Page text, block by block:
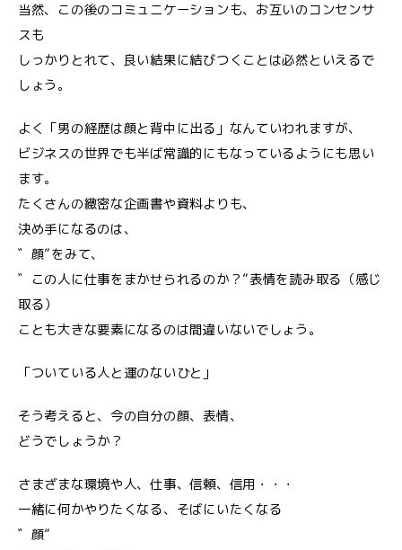
当然、この後のコミュニケーションも、お互いのコンセンサ
スも
しっかりとれて、良い結果に結びつくことは必然といえるで
しょう。
よく「男の経歴は顔と背中に出る」なんていわれますが、
ビジネスの世界でも半ば常識的にもなっているようにも思い
ます。
たくさんの緻密な企画書や資料よりも、
決め手になるのは、
゛顔”をみて、
゛この人に仕事をまかせられるのか？”表情を読み取る（感じ
取る）
ことも大きな要素になるのは間違いないでしょう。
「ついている人と運のないひと」
そう考えると、今の自分の顔、表情、
どうでしょうか？
さまざまな環境や人、仕事、信頼、信用・・・
一緒に何かやりたくなる、そばにいたくなる
゛顔”